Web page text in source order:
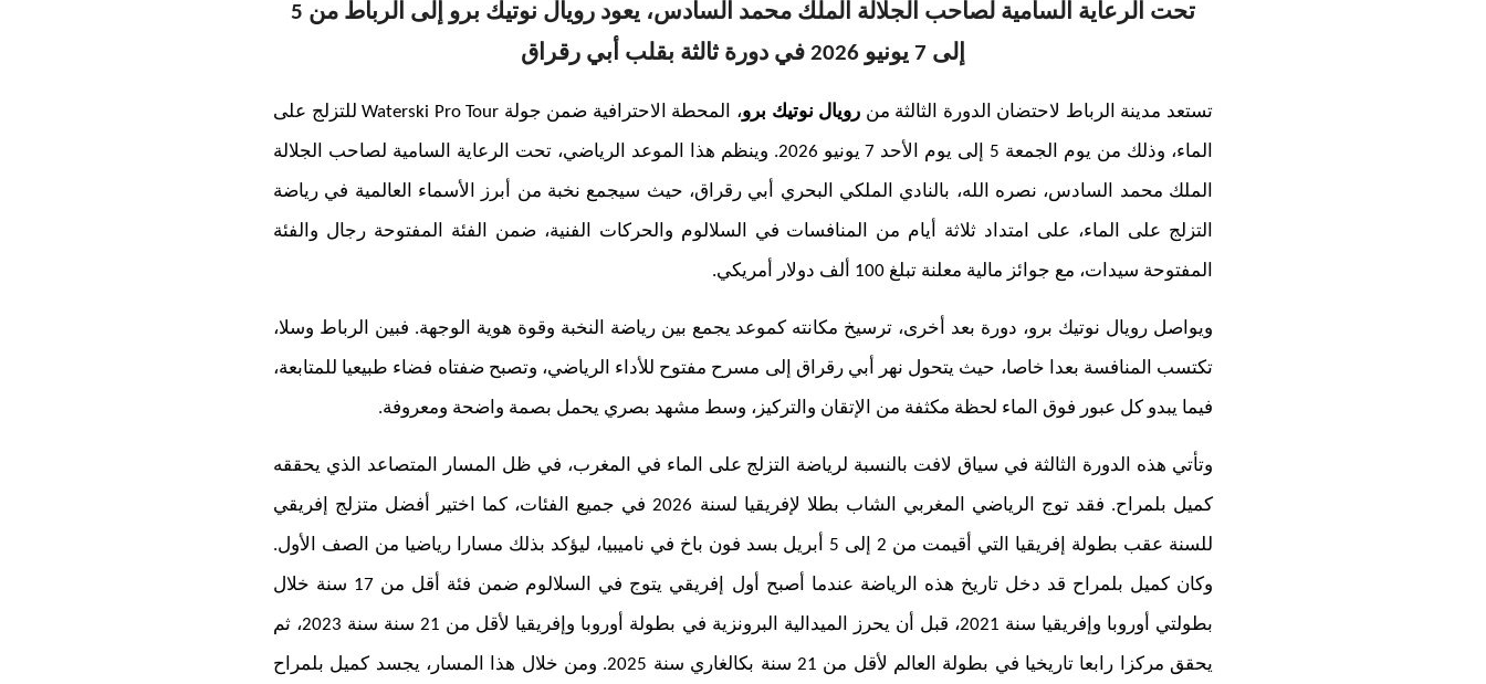
تحت الرعاية السامية لصاحب الجلالة الملك محمد السادس، يعود رويال نوتيك برو إلى الرباط من 5
إلى 7 يونيو 2026 في دورة ثالثة بقلب أبي رقراق
تستعد مدينة الرباط لاحتضان الدورة الثالثة من رويال نوتيك برو، المحطة الاحترافية ضمن جولة Waterski Pro Tourللتزلج على
الماء، وذلك من يوم الجمعة 5 إلى يوم الأحد 7 يونيو 2026. وينظم هذا الموعد الرياضي، تحت الرعاية السامية لصاحب الجلالة
الملك محمد السادس، نصره الله، بالنادي الملكي البحري أبي رقراق، حيث سيجمع نخبة من أبرز الأسماء العالمية في رياضة
التزلج على الماء، على امتداد ثلاثة أيام من المنافسات في السلالوم والحركات الفنية، ضمن الفئة المفتوحة رجال والفئة
المفتوحة سيدات، مع جوائز مالية معلنة تبلغ 100 ألف دولار أمريكي.
ويواصل رويال نوتيك برو، دورة بعد أخرى، ترسيخ مكانته كموعد يجمع بين رياضة النخبة وقوة هوية الوجهة. فبين الرباط وسلا،
تكتسب المنافسة بعدا خاصا، حيث يتحول نهر أبي رقراق إلى مسرح مفتوح للأداء الرياضي، وتصبح ضفتاه فضاء طبيعيا للمتابعة،
فيما يبدو كل عبور فوق الماء لحظة مكثفة من الإتقان والتركيز، وسط مشهد بصري يحمل بصمة واضحة ومعروفة.
وتأتي هذه الدورة الثالثة في سياق لافت بالنسبة لرياضة التزلج على الماء في المغرب، في ظل المسار المتصاعد الذي يحققه
كميل بلمراح. فقد توج الرياضي المغربي الشاب بطلا لإفريقيا لسنة 2026 في جميع الفئات، كما اختير أفضل متزلج إفريقي
للسنة عقب بطولة إفريقيا التي أقيمت من 2 إلى 5 أبريل بسد فون باخ في ناميبيا، ليؤكد بذلك مسارا رياضيا من الصف الأول.
وكان كميل بلمراح قد دخل تاريخ هذه الرياضة عندما أصبح أول إفريقي يتوج في السلالوم ضمن فئة أقل من 17 سنة خلال
بطولتي أوروبا وإفريقيا سنة 2021، قبل أن يحرز الميدالية البرونزية في بطولة أوروبا وإفريقيا لأقل من 21 سنة سنة 2023، ثم
يحقق مركزا رابعا تاريخيا في بطولة العالم لأقل من 21 سنة بكالغاري سنة 2025. ومن خلال هذا المسار، يجسد كميل بلمراح